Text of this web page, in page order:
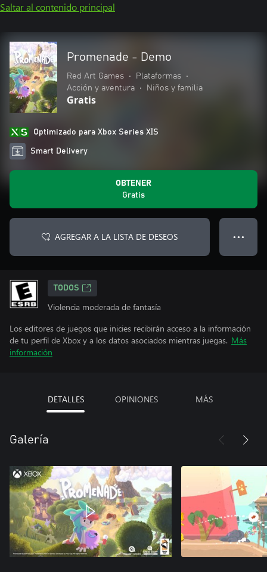
Saltar al contenido principal
Promenade - Demo
Red Art Games • Plataformas
•
Acción y aventura
• Niños y familia
Gratis
Optimizado para Xbox Series X|S
Smart Delivery
OBTENER
Gratis
AGREGAR A LA LISTA DE DESEOS ● ● ●
TODOS
Violencia moderada de fantasía
Los editores de juegos que inicies recibirán acceso a la información
de tu perfil de Xbox y a los datos asociados mientras juegas. Más
información
DETALLES OPINIONES MÁS
Galería